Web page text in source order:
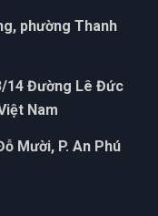
phường Thanh
14 Đường Lê Đức
Nam
Mười, P. An Phú